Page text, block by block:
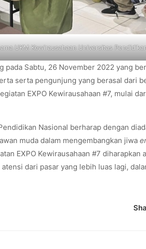
UKM Kewirausahaan Universitas
pada Sabtu, 26 November 2022 yang
serta pengunjung yang berasal dari
EXPO Kewirausahaan #7, mulai
Nasional berharap dengan
muda dalam mengembangkan jiwa
EXPO Kewirausahaan #7 diharapkan
dari pasar yang lebih luas lagi,